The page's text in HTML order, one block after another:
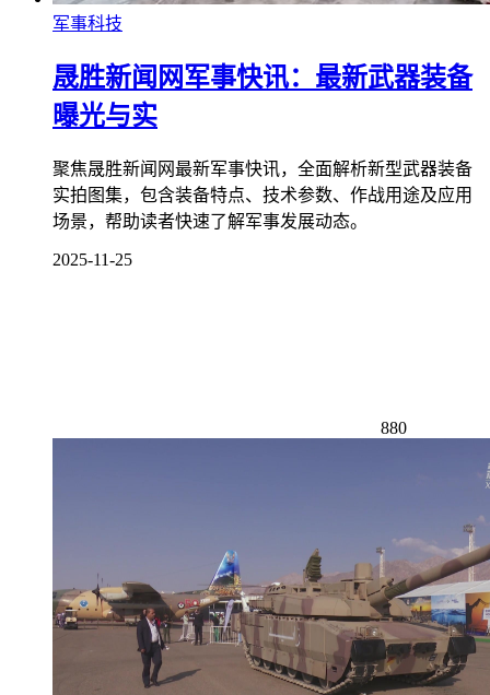
军事科技
晟胜新闻网军事快讯：最新武器装备
曝光与实
聚焦晟胜新闻网最新军事快讯，全面解析新型武器装备
实拍图集，包含装备特点、技术参数、作战用途及应用
场景，帮助读者快速了解军事发展动态。
2025-11-25
880